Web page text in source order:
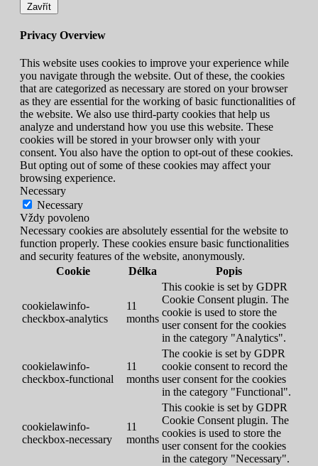
Zavřít
Privacy Overview
This website uses cookies to improve your experience while
you navigate through the website. Out of these, the cookies
that are categorized as necessary are stored on your browser
as they are essential for the working of basic functionalities of
the website. We also use third-party cookies that help us
analyze and understand how you use this website. These
cookies will be stored in your browser only with your
consent. You also have the option to opt-out of these cookies.
But opting out of some of these cookies may affect your
browsing experience.
Necessary
Necessary
Vždy povoleno
Necessary cookies are absolutely essential for the website to
function properly. These cookies ensure basic functionalities
and security features of the website, anonymously.
Cookie
Délka Popis
cookielawinfo-
checkbox-analytics
11
months
This cookie is set by GDPR
Cookie Consent plugin. The
cookie is used to store the
user consent for the cookies
in the category "Analytics".
cookielawinfo-
checkbox-functional
11
months
The cookie is set by GDPR
cookie consent to record the
user consent for the cookies
in the category "Functional".
cookielawinfo-
checkbox-necessary
11
months
This cookie is set by GDPR
Cookie Consent plugin. The
cookies is used to store the
user consent for the cookies
in the category "Necessary".